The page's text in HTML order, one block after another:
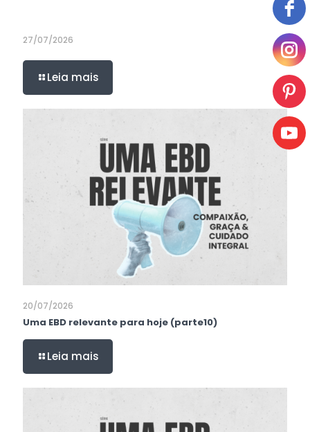
27/07/2026
Leia mais
20/07/2026
Uma EBD relevante para hoje (parte10)
Leia mais